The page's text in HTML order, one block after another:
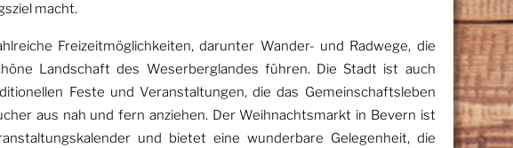
macht.
Freizeitmöglichkeiten, darunter Wander- und Radwege, die
Landschaft des Weserberglandes führen. Die Stadt ist auch
Feste und Veranstaltungen, die das Gemeinschaftsleben
aus nah und fern anziehen. Der Weihnachtsmarkt in Bevern ist
und bietet eine wunderbare Gelegenheit, die